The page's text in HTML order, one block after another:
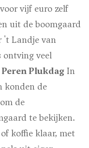
vijf euro zelf
uit de boomgaard
't Landje van
ontving veel
Peren Plukdag In
konden de
de
te bekijken.
koffie klaar, met